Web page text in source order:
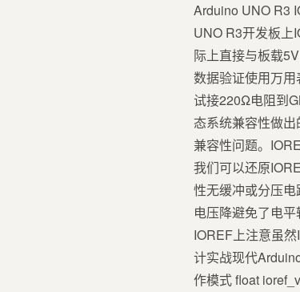
Arduino UNO R3
UNO R3开发板上
际上直接与板载
数据验证使用万
试接220Ω电阻到
态系统兼容性做
兼容性问题。
我们可以还原
性无缓冲或分压
电压降避免了电
IOREF上注意虽
计实战现代
作模式 float